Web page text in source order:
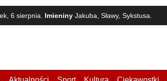
6 sierpnia. Imieniny Jakuba, Sławy, Sykstusa.